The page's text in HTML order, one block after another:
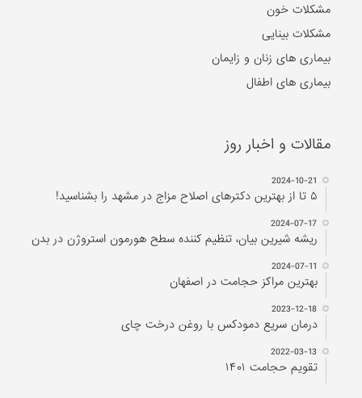
مشکلات خون
مشکلات بینایی
بیماری های زنان و زایمان
بیماری های اطفال
مقالات و اخبار روز
2024-10-21
۵ تا از بهترین دکتر‌های اصلاح مزاج در مشهد را بشناسید!
2024-07-17
ریشه شیرین بیان، تنظیم کننده سطح هورمون استروژن در بدن
2024-07-11
بهترین مراکز حجامت در اصفهان
2023-12-18
درمان سریع دمودکس با روغن درخت چای
2022-03-13
تقویم حجامت ۱۴۰۱